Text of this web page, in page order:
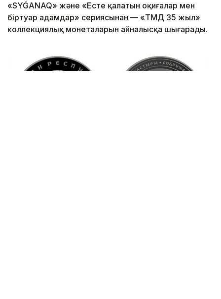
«SYǴANAQ» және «Есте қалатын оқиғалар мен
біртуар адамдар» сериясынан — «ТМД 35 жыл»
коллекциялық монеталарын айналысқа шығарады.